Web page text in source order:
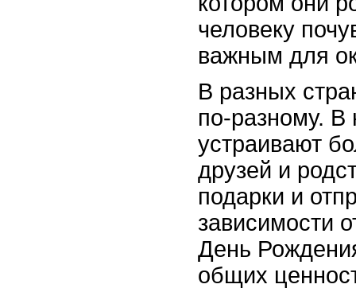
человеку
важным для
В разных
по-разному. В
устраивают
друзей и
подарки и
зависимости
День
общих